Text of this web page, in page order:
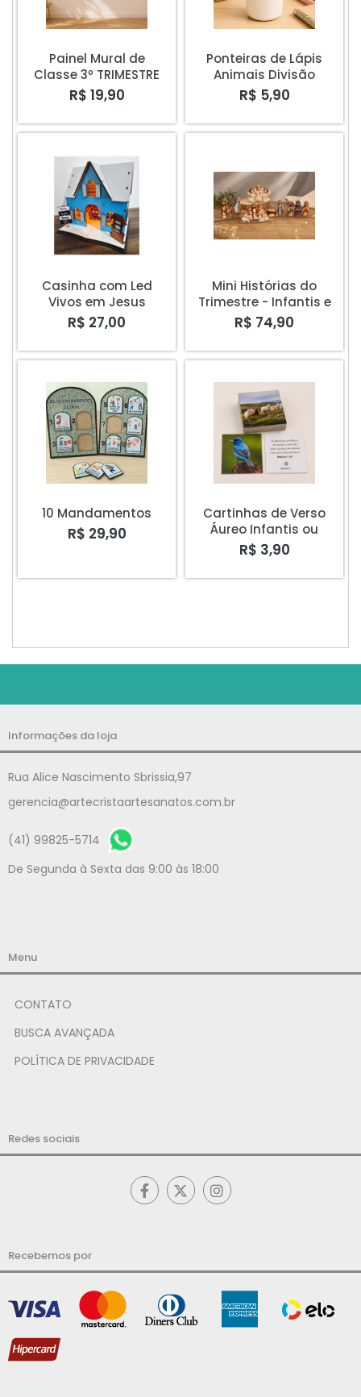
Painel Mural de
Classe 3º TRIMESTRE
R$ 19,90
Ponteiras de Lápis
Animais Divisão
Intereuropéia - kit
com 6
R$ 5,90
Casinha com Led
Vivos em Jesus
R$ 27,00
Mini Histórias do
Trimestre - Infantis e
Primários
R$ 74,90
10 Mandamentos
R$ 29,90
Cartinhas de Verso
Áureo Infantis ou
Primários 3º
TRIMESTRE
R$ 3,90
Informações da loja
Rua Alice Nascimento Sbrissia,97
gerencia@artecristaartesanatos.com.br
(41) 99825-5714
De Segunda à Sexta das 9:00 às 18:00
Menu
CONTATO
BUSCA AVANÇADA
POLÍTICA DE PRIVACIDADE
Redes sociais
Recebemos por